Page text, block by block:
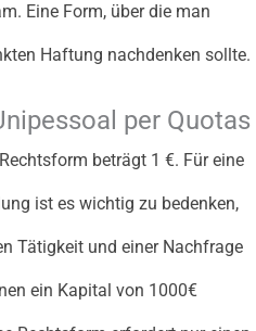
Eine Form, über die man
Haftung nachdenken sollte.
per Quotas
beträgt 1 €. Für eine
ist es wichtig zu bedenken,
Tätigkeit und einer Nachfrage
ein Kapital von 1000€